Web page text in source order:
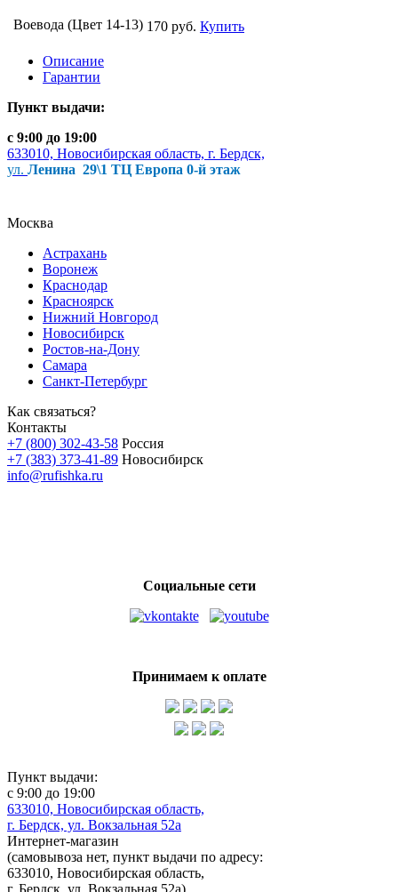
Воевода (Цвет 14-13) 170 руб. Купить
Описание
Гарантии
Пункт выдачи:
с 9:00 до 19:00
633010, Новосибирская область, г. Бердск,
ул. Ленина 29\1 ТЦ Европа 0-й этаж
Москва
Астрахань
Воронеж
Краснодар
Красноярск
Нижний Новгород
Новосибирск
Ростов-на-Дону
Самара
Санкт-Петербург
Как связаться?
Контакты
+7 (800) 302-43-58 Россия
+7 (383) 373-41-89 Новосибирск
info@rufishka.ru
Социальные сети
Принимаем к оплате
Пункт выдачи:
с 9:00 до 19:00
633010, Новосибирская область,
г. Бердск, ул. Вокзальная 52а
Интернет-магазин
(самовывоза нет, пункт выдачи по адресу:
633010, Новосибирская область,
г. Бердск, ул. Вокзальная 52а)